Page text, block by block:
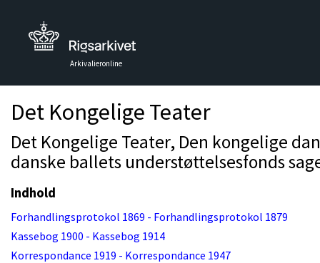
Arkivalieronline
Det Kongelige Teater
Det Kongelige Teater, Den kongelige
danske ballets understøttelsesfonds
Indhold
Forhandlingsprotokol 1869 - Forhandlingsprotokol 1879
Kassebog 1900 - Kassebog 1914
Korrespondance 1919 - Korrespondance 1947